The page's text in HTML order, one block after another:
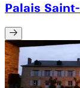
Palais